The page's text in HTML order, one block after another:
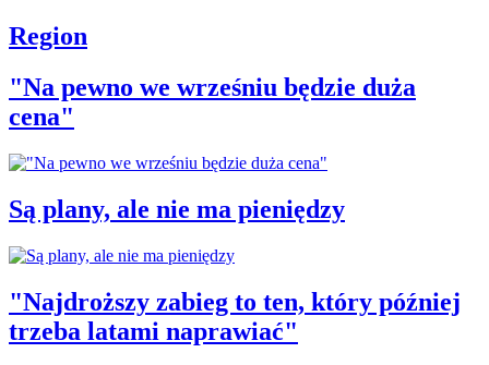
Region
"Na pewno we wrześniu będzie duża
cena"
Są plany, ale nie ma pieniędzy
"Najdroższy zabieg to ten, który później
trzeba latami naprawiać"